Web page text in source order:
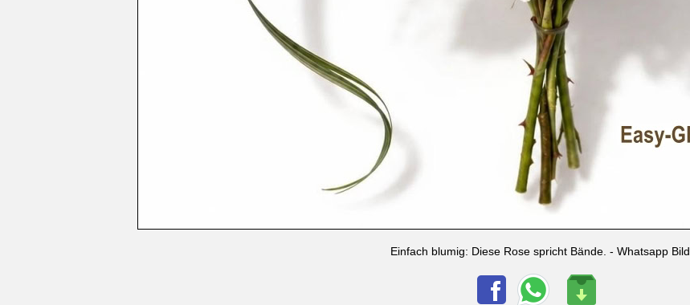
Einfach blumig: Diese Rose spricht Bände. - Whatsapp Bild